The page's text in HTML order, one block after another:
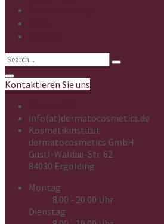
Kontaktieren Sie uns
info(at)dermatocosmetics.de
Kosmetikinstitut
dermatocosmetics GmbH
Gustl-Waldau-Str. 62
84030 Ergolding
Montag
8.00 - 20.00 Uhr
Dienstag